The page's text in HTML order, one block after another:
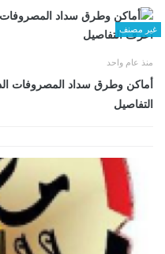
غير مصنف
منذ عام واحد
التفاصيل